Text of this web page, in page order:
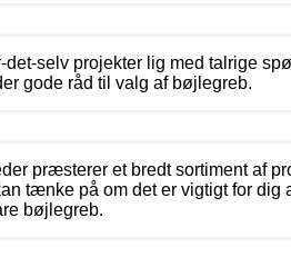
det-selv projekter lig med talrige
gode råd til valg af bøjlegreb.
præsterer et bredt sortiment af
tænke på om det er vigtigt for dig
bøjlegreb.